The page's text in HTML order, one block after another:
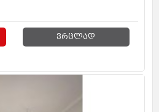
ვრცლად